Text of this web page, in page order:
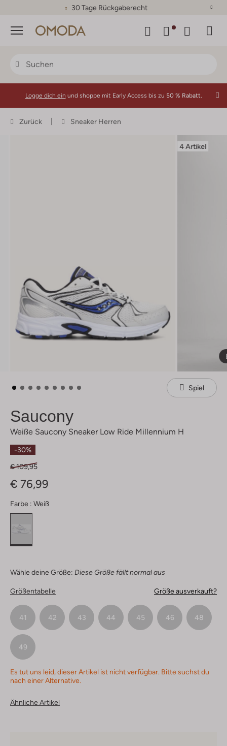
30 Tage Rückgaberecht
Menü
Logge dich ein und shoppe mit Early Access bis zu 50 % Rabatt.
Zurück Sneaker Herren
4 Artikel
Spiel
Saucony
Weiße Saucony Sneaker Low Ride Millennium H
-30%
€ 109,95
€ 76,99
Farbe : Weiß
Wähle deine Größe: Diese Größe fällt normal aus
Größentabelle Größe ausverkauft?
41 42 43 44 45 46 48
49
Es tut uns leid, dieser Artikel ist nicht verfügbar. Bitte suchst du
nach einer Alternative.
Ähnliche Artikel